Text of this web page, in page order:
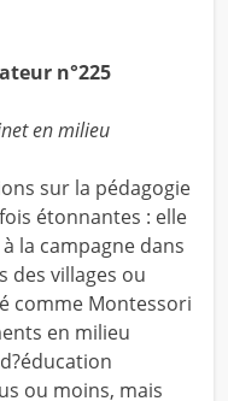
n°225
en milieu
sur la pédagogie
étonnantes : elle
la campagne dans
des villages ou
comme Montessori
en milieu
ou moins, mais